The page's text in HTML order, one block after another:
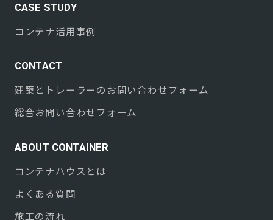
CASE STUDY
コンテナ活用事例
CONTACT
建築とトレーラーのお問い合わせフォーム
総合お問い合わせフォーム
ABOUT CONTAINER
コンテナハウスとは
よくある質問
施工の流れ